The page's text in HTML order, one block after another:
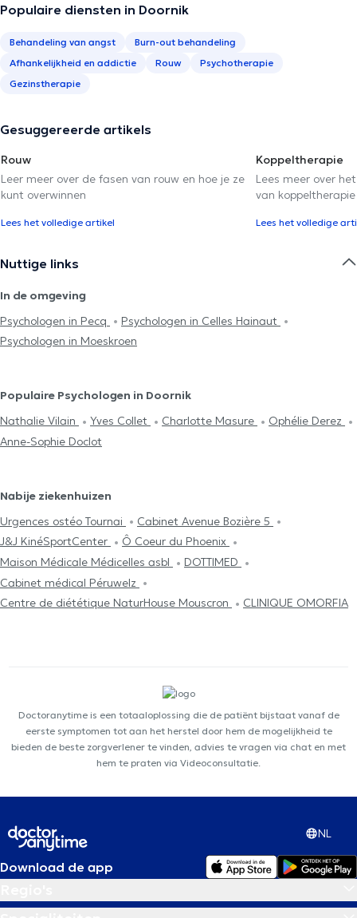
Populaire diensten in Doornik
Behandeling van angst
Burn-out behandeling
Afhankelijkheid en addictie
Rouw
Psychotherapie
Gezinstherapie
Gesuggereerde artikels
Rouw
Leer meer over de fasen van rouw en hoe je ze
kunt overwinnen
Lees het volledige artikel
Koppeltherapie
Lees meer over
van koppeltherapie
Lees het volledige
Nuttige links
In de omgeving
Psychologen in Pecq
Psychologen in Celles Hainaut
Psychologen in Moeskroen
Populaire Psychologen in Doornik
Nathalie Vilain
Yves Collet Charlotte Masure
Ophélie Derez
Anne-Sophie Doclot
Nabije ziekenhuizen
Urgences ostéo Tournai
Cabinet Avenue Bozière 5
J&J KinéSportCenter
Ô Coeur du Phoenix
Maison Médicale Médicelles asbl
DOTTIMED
Cabinet médical Péruwelz
Centre de diététique NaturHouse Mouscron
CLINIQUE OMORFIA
Doctoranytime is een totaaloplossing die de patiënt bijstaat vanaf de
eerste symptomen tot aan het herstel door hem de mogelijkheid te
bieden de beste zorgverlener te vinden, advies te vragen via chat en met
hem te praten via Videoconsultatie.
NL
Download de app